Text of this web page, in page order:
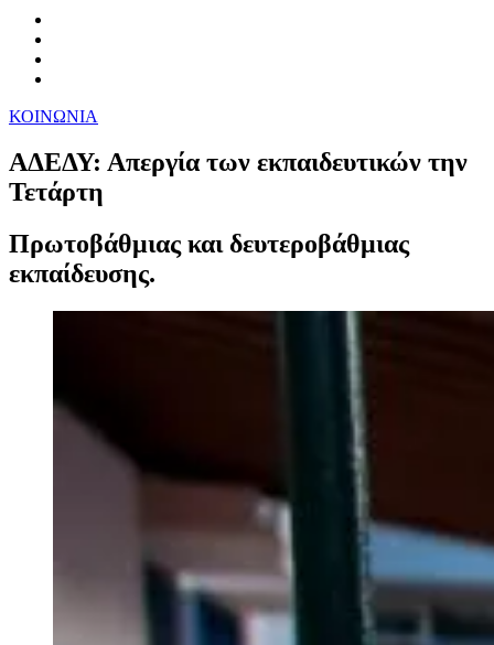
ΚΟΙΝΩΝΙΑ
ΑΔΕΔΥ: Απεργία των εκπαιδευτικών την
Τετάρτη
Πρωτοβάθμιας και δευτεροβάθμιας
εκπαίδευσης.